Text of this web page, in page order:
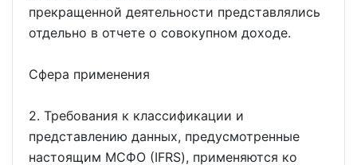
прекращенной деятельности представлялись
отдельно в отчете о совокупном доходе.
Сфера применения
2. Требования к классификации и
представлению данных, предусмотренные
настоящим МСФО (IFRS), применяются ко